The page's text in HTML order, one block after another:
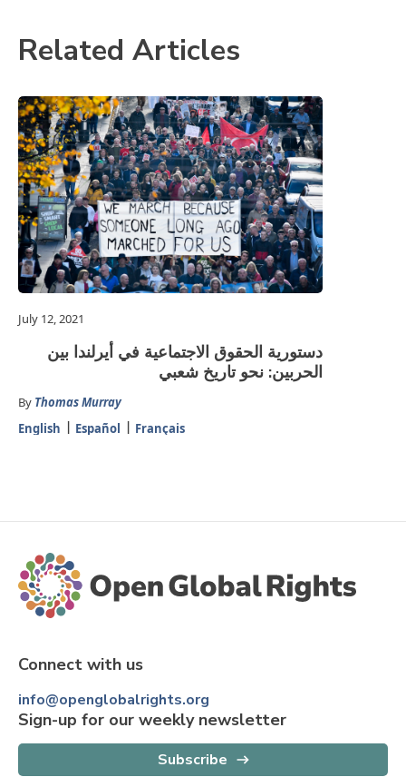
Related Articles
July 12, 2021
دستورية الحقوق الاجتماعية في أيرلندا بين
الحربين: نحو تاريخ شعبي
By Thomas Murray
English
Español Français
Connect with us
info@openglobalrights.org
Sign-up for our weekly newsletter
Subscribe